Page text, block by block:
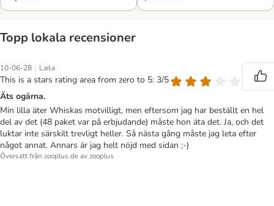
Topp lokala recensioner
10-06-28 | Laila
This is a stars rating area from zero to 5: 3/5
Äts ogärna.
Min lilla äter Whiskas motvilligt, men eftersom jag har beställt en hel
del av det (48 paket var på erbjudande) måste hon äta det. Ja, och det
luktar inte särskilt trevligt heller. Så nästa gång måste jag leta efter
något annat. Annars är jag helt nöjd med sidan ;-)
Översatt från zooplus.de av zooplus